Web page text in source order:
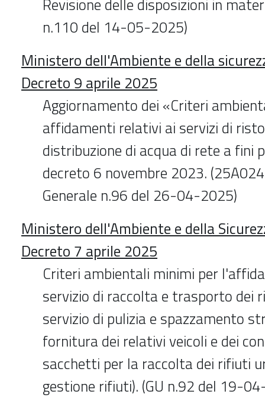
n.110 del 14-05-2025)
Ministero dell'Ambiente e della
Decreto 9 aprile 2025
Aggiornamento dei «Criteri
affidamenti relativi ai servizi di
distribuzione di acqua di rete a fini
decreto 6 novembre 2023.
Generale n.96 del 26-04-2025)
Ministero dell'Ambiente e della
Decreto 7 aprile 2025
Criteri ambientali minimi per
servizio di raccolta e trasporto dei
servizio di pulizia e spazzamento
fornitura dei relativi veicoli e dei
sacchetti per la raccolta dei rifiuti
gestione rifiuti). (GU n.92 del 19-